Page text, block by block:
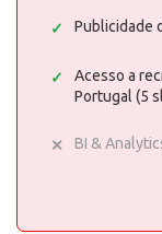
Publicidade
Acesso a
Portugal (5
BI &